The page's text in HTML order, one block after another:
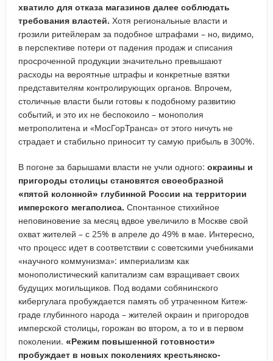
хватило для отказа магазинов далее соблюдать
требования властей. Хотя региональные власти и
грозили ритейлерам за подобное штрафами – но, видимо,
в перспективе потери от падения продаж и списания
просроченной продукции значительно превышают
расходы на вероятные штрафы и конкретные взятки
представителям контролирующих органов. Впрочем,
столичные власти были готовы к подобному развитию
событий, и это их не беспокоило – монополия
метрополитена и «МосГорТранса» от этого ничуть не
страдает и стабильно приносит ту самую прибыль в 300%.
В погоне за барышами власти не учли одного: окраины и
пригороды столицы становятся своеобразной
«пятой колонной» глубинной России на территории
имперского мегаполиса. Спонтанное стихийное
неповиновение за месяц вдвое увеличило в Москве свой
охват жителей – с 25% в апреле до 49% в мае. Интересно,
что процесс идет в соответствии с советскими учебниками
«научного коммунизма»: империализм как
монополистический капитализм сам взращивает своих
будущих могильщиков. Под водами собянинского
кибергулага пробуждается память об утраченном Китеж-
граде глубинного народа – жителей окраин и пригородов
имперской столицы, горожан во втором, а то и в первом
поколении. «Режим повышенной готовности»
пробуждает в новых поколениях крестьянско-